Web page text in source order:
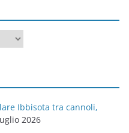
Ibbisota tra cannoli,
2026